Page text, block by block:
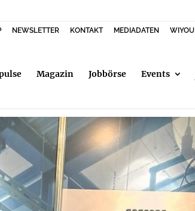
NEWSLETTER KONTAKT MEDIADATEN
Magazin Jobbörse Events